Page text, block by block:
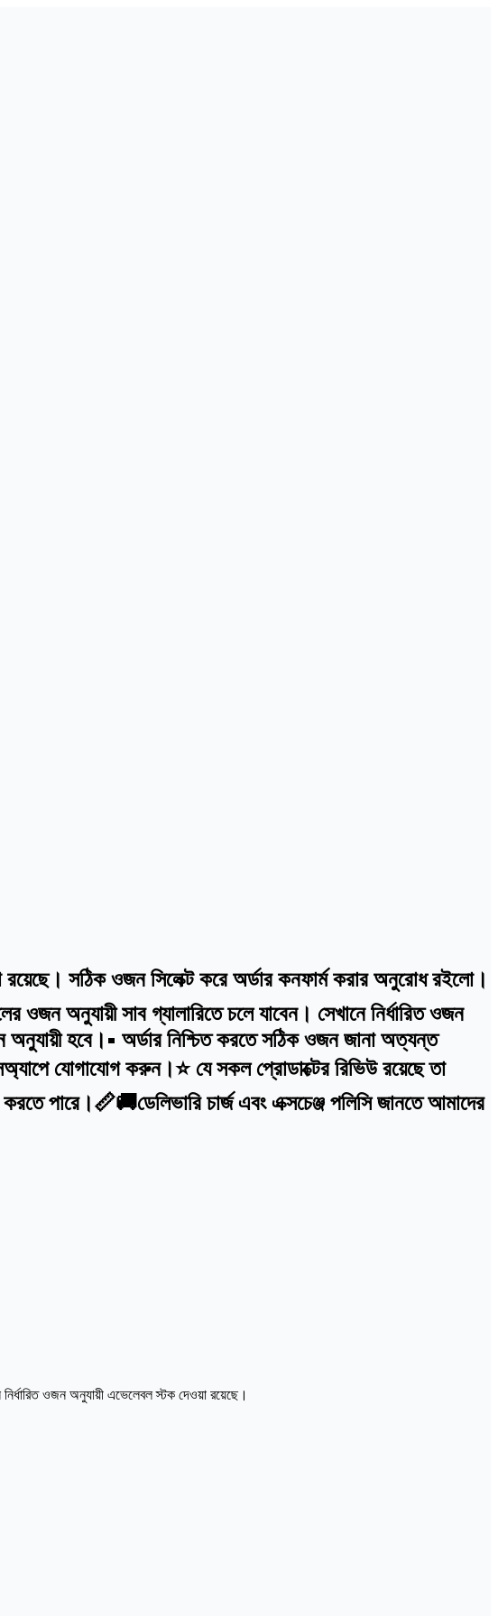
সঠিক ওজন সিলেক্ট করে অর্ডার কনফার্ম করার অনুরোধ রইলো।
অনুযায়ী সাব গ্যালারিতে চলে যাবেন। সেখানে নির্ধারিত ওজন
হবে।• অর্ডার নিশ্চিত করতে সঠিক ওজন জানা অত্যন্ত
যোগাযোগ করুন।⭐ যে সকল প্রোডাক্টের রিভিউ রয়েছে তা
পারে।📏🚚ডেলিভারি চার্জ এবং এক্সচেঞ্জ পলিসি জানতে আমাদের
ওজন অনুযায়ী এভেলেবল স্টক দেওয়া রয়েছে।